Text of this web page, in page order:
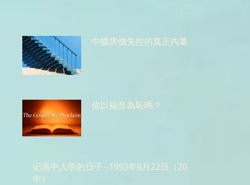
中國房價失控的真正內幕
你以福音為恥嗎？
记高中入学的日子--1993年8月22日（20
年）